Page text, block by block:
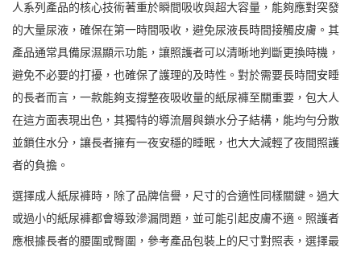
人系列產品的核心技術著重於瞬間吸收與超大容量，能夠應對突發
的大量尿液，確保在第一時間吸收，避免尿液長時間接觸皮膚。其
產品通常具備尿濕顯示功能，讓照護者可以清晰地判斷更換時機，
避免不必要的打擾，也確保了護理的及時性。對於需要長時間安睡
的長者而言，一款能夠支撐整夜吸收量的紙尿褲至關重要，包大人
在這方面表現出色，其獨特的導流層與鎖水分子結構，能均勻分散
並鎖住水分，讓長者擁有一夜安穩的睡眠，也大大減輕了夜間照護
者的負擔。
選擇成人紙尿褲時，除了品牌信譽，尺寸的合適性同樣關鍵。過大
或過小的紙尿褲都會導致滲漏問題，並可能引起皮膚不適。照護者
應根據長者的腰圍或臀圍，參考產品包裝上的尺寸對照表，選擇最